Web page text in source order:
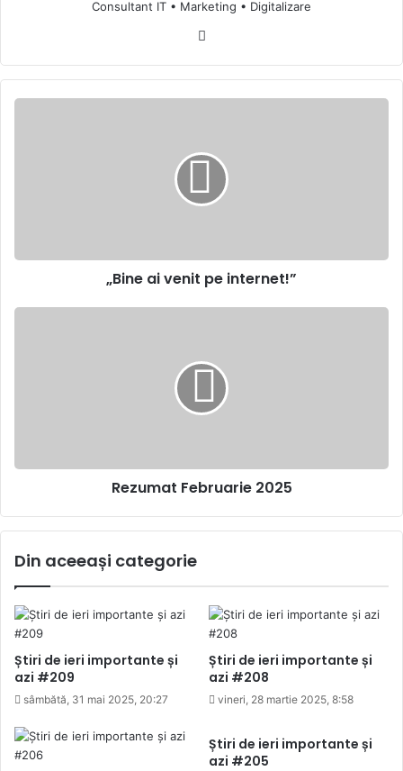
Consultant IT • Marketing • Digitalizare
„Bine ai venit pe internet!”
Rezumat Februarie 2025
Din aceeași categorie
Știri de ieri importante și
azi #209
sâmbătă, 31 mai 2025, 20:27
Știri de ieri importante și
azi #208
vineri, 28 martie 2025, 8:58
Știri de ieri importante și
azi #205